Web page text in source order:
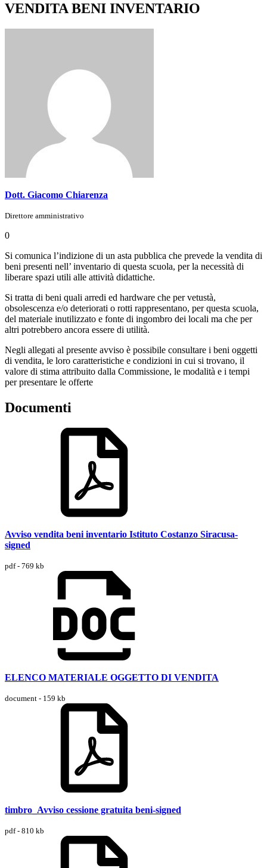
VENDITA BENI INVENTARIO
Dott. Giacomo Chiarenza
Direttore amministrativo
0
Si comunica l’indizione di un asta pubblica che prevede la vendita di
beni presenti nell’ inventario di questa scuola, per la necessità di
liberare spazi utili alle attività didattiche.
Si tratta di beni quali arredi ed hardware che per vetustà,
obsolescenza e/o deteriorati o rotti rappresentano, per questa scuola,
del materiale inutilizzato e fonte di ingombro dei locali ma che per
altri potrebbero ancora essere di utilità.
Negli allegati al presente avviso è possibile consultare i beni oggetti
di vendita, le loro caratteristiche e condizioni in cui si trovano, il
valore di stima attribuito dalla Commissione, le modalità e i tempi
per presentare le offerte
Documenti
Avviso vendita beni inventario Istituto Costanzo Siracusa-
signed
pdf - 769 kb
ELENCO MATERIALE OGGETTO DI VENDITA
document - 159 kb
timbro_Avviso cessione gratuita beni-signed
pdf - 810 kb